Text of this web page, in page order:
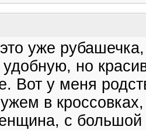
уже
но
Вот у меня
в
с